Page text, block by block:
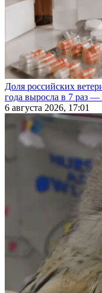
Доля российских
года выросла в 7 раз —
6 августа 2026, 17:01